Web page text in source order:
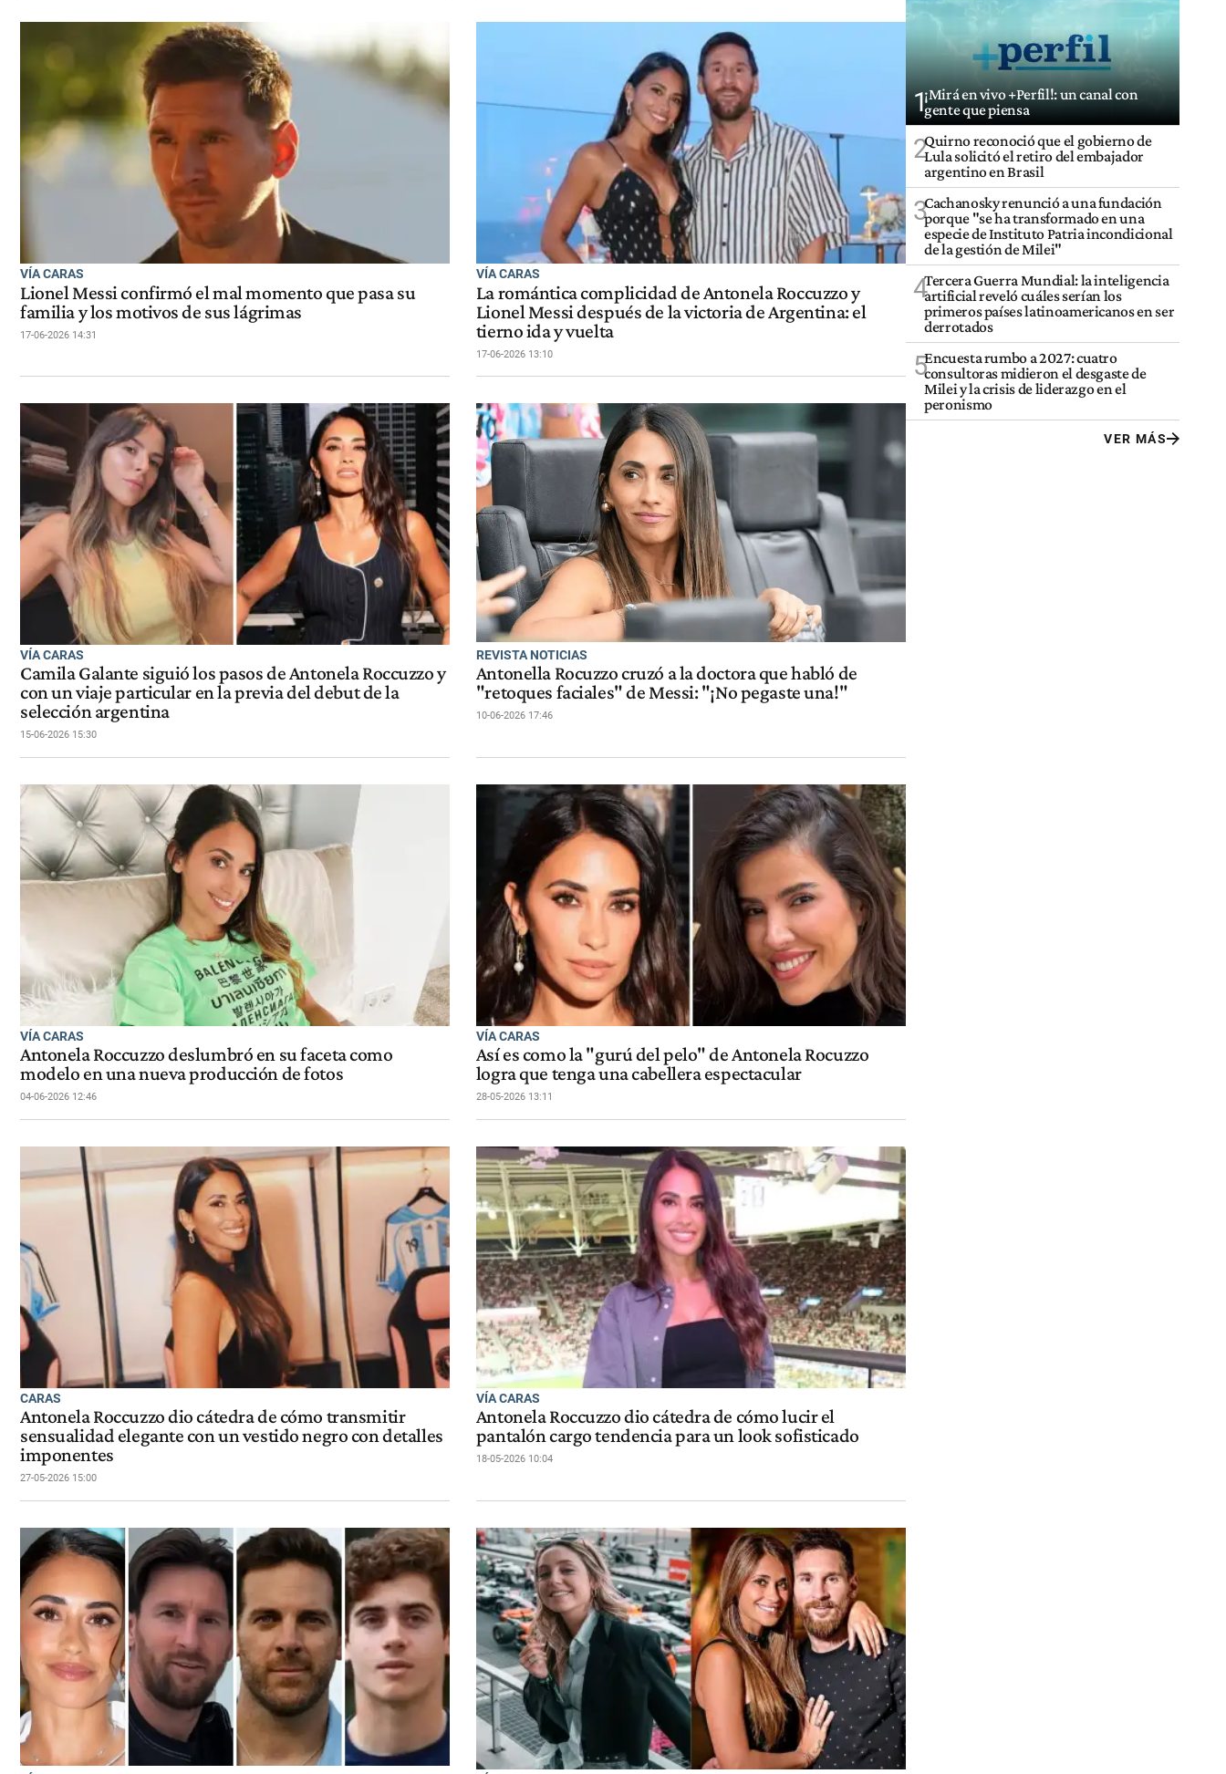
VÍA CARAS
Lionel Messi confirmó el mal momento que pasa su
familia y los motivos de sus lágrimas
17-06-2026 14:31
VÍA CARAS
La romántica complicidad de Antonela Roccuzzo y
Lionel Messi después de la victoria de Argentina: el
tierno ida y vuelta
17-06-2026 13:10
VÍA CARAS
Camila Galante siguió los pasos de Antonela Roccuzzo y
con un viaje particular en la previa del debut de la
selección argentina
15-06-2026 15:30
REVISTA NOTICIAS
Antonella Rocuzzo cruzó a la doctora que habló de
"retoques faciales" de Messi: "¡No pegaste una!"
10-06-2026 17:46
VÍA CARAS
Antonela Roccuzzo deslumbró en su faceta como
modelo en una nueva producción de fotos
04-06-2026 12:46
VÍA CARAS
Así es como la "gurú del pelo" de Antonela Rocuzzo
logra que tenga una cabellera espectacular
28-05-2026 13:11
CARAS
Antonela Roccuzzo dio cátedra de cómo transmitir
sensualidad elegante con un vestido negro con detalles
imponentes
27-05-2026 15:00
VÍA CARAS
Antonela Roccuzzo dio cátedra de cómo lucir el
pantalón cargo tendencia para un look sofisticado
18-05-2026 10:04
1¡Mirá en vivo +Perfil!: un canal con
gente que piensa
2Quirno reconoció que el gobierno de
Lula solicitó el retiro del embajador
argentino en Brasil
3Cachanosky renunció a una fundación
porque "se ha transformado en una
especie de Instituto Patria incondicional
de la gestión de Milei"
4Tercera Guerra Mundial: la inteligencia
artificial reveló cuáles serían los
primeros países latinoamericanos en ser
derrotados
5Encuesta rumbo a 2027: cuatro
consultoras midieron el desgaste de
Milei y la crisis de liderazgo en el
peronismo
VER MÁS